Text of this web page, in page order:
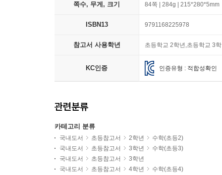
쪽수, 무게, 크기 84쪽 | 284g | 215*280*5mm
ISBN13 9791168225978
참고서 사용학년 초등학교 2학년,초등학교 3
KC인증 인증유형 : 적합성확인
관련분류
카테고리 분류
국내도서 초등참고서 2학년
수학(초등2)
국내도서
초등참고서 3학년
수학(초등3)
국내도서
초등참고서
3학년
국내도서
초등참고서 4학년
수학(초등4)